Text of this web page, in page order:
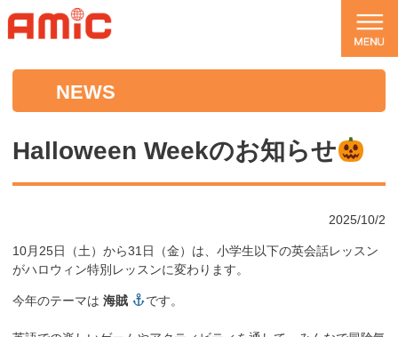
NEWS
Halloween Weekのお知らせ
2025/10/2
10月25日（土）から31日（金）は、小学生以下の英会話レッスン
がハロウィン特別レッスンに変わります。
今年のテーマは 海賊 です。